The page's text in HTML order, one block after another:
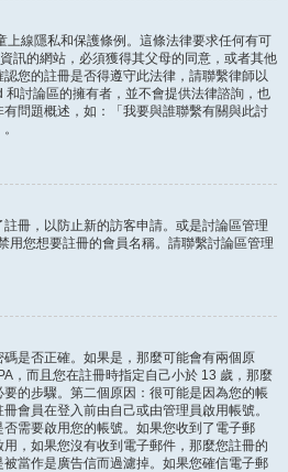
上線隱私和保護條例。這條法律要求任何有可
訊的網站，必須獲得其父母的同意，或者其他
您的註冊是否得遵守此法律，請聯繫律師以
討論區的擁有者，並不會提供法律諮詢，也
問題概述，如：「我要與誰聯繫有關與此討
冊，以防止新的訪客申請。或是討論區管理
用您想要註冊的會員名稱。請聯繫討論區管理
是否正確。如果是，那麼可能會有兩個原
，而且您在註冊時指定自己小於 13 歲，那麼
的步驟。第二個原因：很可能是因為您的帳
會員在登入前由自己或由管理員啟用帳號。
需要啟用您的帳號。如果您收到了電子郵
，如果您沒有收到電子郵件，那麼您註冊的
當作是廣告信而過濾掉。如果您確信電子郵